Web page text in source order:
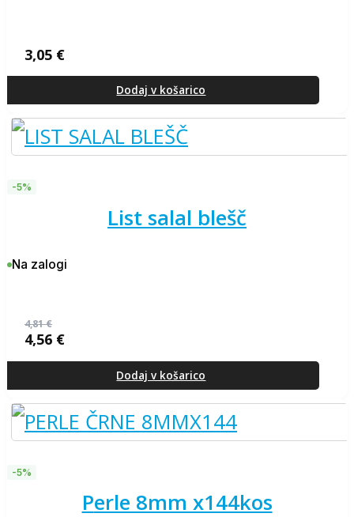
3,05 €
Dodaj v košarico
-5%
list salal blešč
Na zalogi
4,81€
cena
4,81 €.
4,56 €
cena
Dodaj v košarico
-5%
perle 8mm x144kos